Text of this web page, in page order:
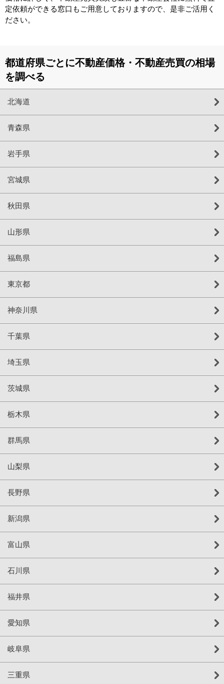
定依頼ができる窓口もご用意しておりますので、是非ご活用く
ださい。
都道府県ごとに不動産価格・不動産売買の相場
を調べる
北海道
青森県
岩手県
宮城県
秋田県
山形県
福島県
東京都
神奈川県
千葉県
埼玉県
茨城県
栃木県
群馬県
山梨県
長野県
新潟県
富山県
石川県
福井県
愛知県
岐阜県
三重県